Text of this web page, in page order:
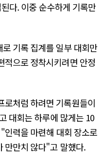
다. 이중 순수하게 기록만
기록 집계를 일부 대회만
적으로 정착시키려면 안정
로처럼 하려면 기록원들이
대회는 하루에 많게는 10
력을 마련해 대회 장소로
만만치 않다"고 말했다.